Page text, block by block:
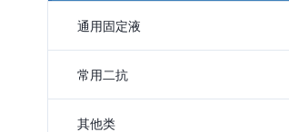
通用固定液
常用二抗
其他类